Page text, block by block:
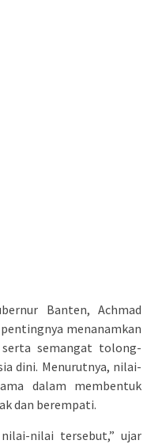
Banten, Achmad
menanamkan
semangat tolong-
dini. Menurutnya, nilai-
dalam membentuk
dan berempati.
nilai tersebut,” ujar